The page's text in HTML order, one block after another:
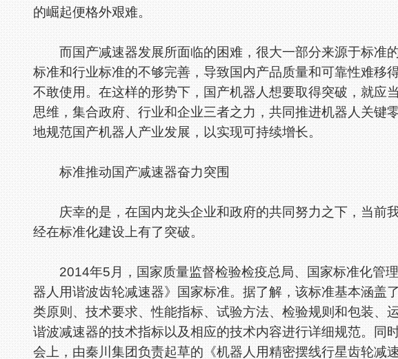
的崛起便格外艰难。
而国产减速器发展所面临的困难，很大一部分来源于标准
标准和行业标准的不够完善，导致国内产品质量和可靠性难移
不敢使用。在这样的形势下，国产机器人想要取得突破，就应
思维，集合政府、行业和企业三者之力，共同推进机器人关键
地规范国产机器人产业发展，以实现可持续增长。
标准推动国产减速器奋力突围
庆幸的是，在国内龙头企业和政府的共同努力之下，当前
经在标准化建设上有了突破。
2014年5月，国家质量监督检验检疫总局、国家标准化管
器人用谐波齿轮减速器》国家标准。据了解，该标准基本涵盖
类原则、技术要求、性能指标、试验方法、检验规则和包装、
谐波减速器的技术指标以及相应的技术内容进行详细规范。同
会上，由秦川集团负责起草的《机器人用精密摆线行星齿轮减